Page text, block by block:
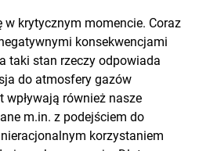
w krytycznym momencie. Coraz
konsekwencjami
taki stan rzeczy odpowiada
do atmosfery gazów
również nasze
m.in. z podejściem do
korzystaniem